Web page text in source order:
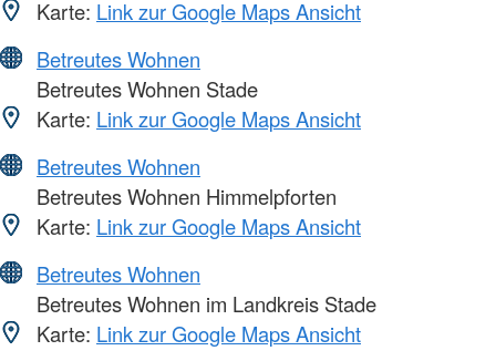
Karte: Link zur Google Maps Ansicht
Betreutes Wohnen
Betreutes Wohnen Stade
Karte: Link zur Google Maps Ansicht
Betreutes Wohnen
Betreutes Wohnen Himmelpforten
Karte: Link zur Google Maps Ansicht
Betreutes Wohnen
Betreutes Wohnen im Landkreis Stade
Karte: Link zur Google Maps Ansicht